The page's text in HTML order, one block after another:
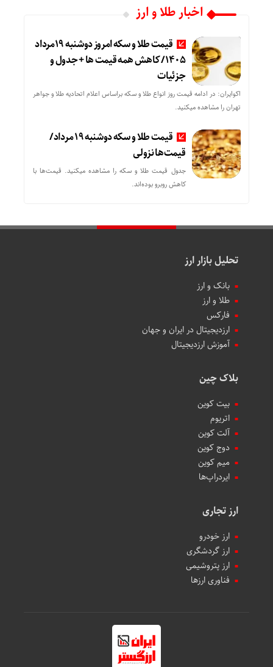
اخبار طلا و ارز
قیمت طلا و سکه امروز دوشنبه 19مرداد
1405/ کاهش همه قیمت ها + جدول و
جزئیات
اکوایران: در ادامه قیمت روز انواع طلا و سکه براساس اعلام اتحادیه طلا و جواهر
تهران را مشاهده میکنید.
قیمت طلا و سکه دوشنبه 19 مرداد/
قیمت‌ها نزولی
جدول قیمت طلا و سکه را مشاهده میکنید. قیمت‌ها با
کاهش روبرو بوده‌اند.
تحلیل بازار ارز
بانک و ارز
طلا و ارز
فارکس
ارزدیجیتال در ایران و جهان
آموزش ارزدیجیتال
بلاک چین
بیت کوین
اتریوم
آلت کوین
دوج کوین
میم کوین‌
ایردراپ‌ها
ارز تجاری
ارز خودرو
ارز گردشگری
ارز پتروشیمی
فناوری ارزها